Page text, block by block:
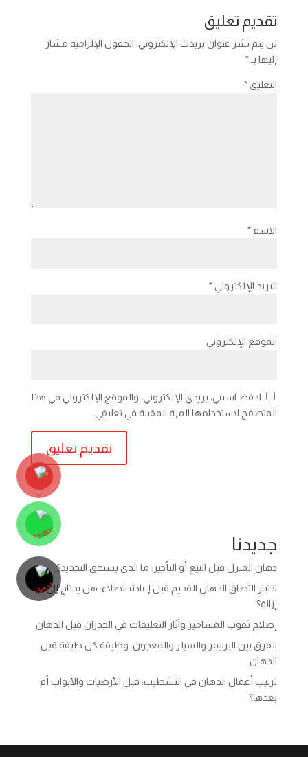
تقديم تعليق
لن يتم نشر عنوان بريدك الإلكتروني. الحقول الإلزامية مشار
إليها بـ*
التعليق*
الاسم *
البريد الإلكتروني*
الموقع الإلكتروني
احفظ اسمي، بريدي الإلكتروني، والموقع الإلكتروني في هذا
المتصفح لاستخدامها المرة المقبلة في تعليقي.
جديدنا
دهان المنزل قبل البيع أو التأجير: ما الذي يستحق التجديد؟
اختبار التصاق الدهان القديم قبل إعادة الطلاء: هل يحتاج إلى
إزالة؟
إصلاح ثقوب المسامير وآثار التعليقات في الجدران قبل الدهان
الفرق بين البرايمر والسيلر والمعجون: وظيفة كل طبقة قبل
الدهان
ترتيب أعمال الدهان في التشطيب: قبل الأرضيات والأبواب أم
بعدها؟